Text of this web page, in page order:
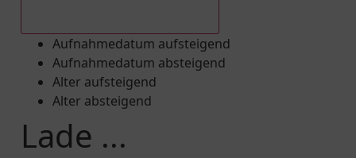
Aufnahmedatum aufsteigend
Aufnahmedatum absteigend
Alter aufsteigend
Alter absteigend
Lade ...